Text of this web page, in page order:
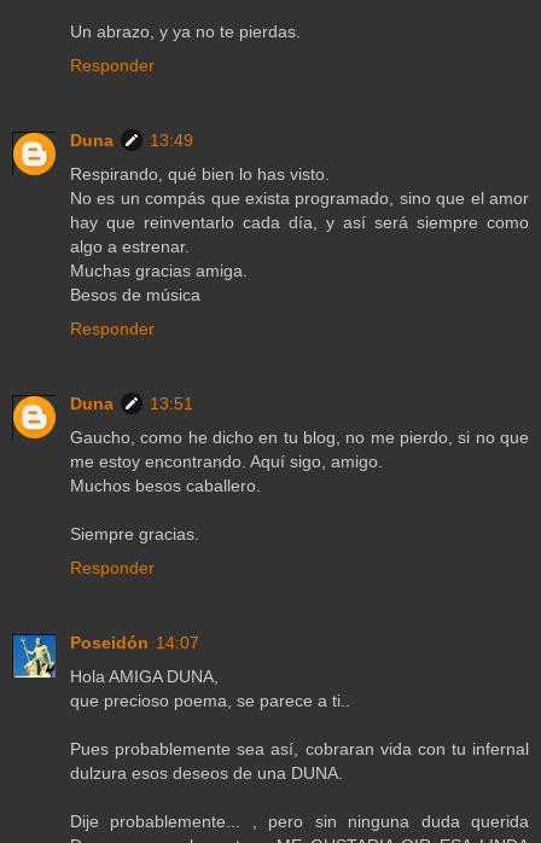
Un abrazo, y ya no te pierdas.
Responder
Duna
13:49
Respirando, qué bien lo has visto.
No es un compás que exista programado, sino que el amor
hay que reinventarlo cada día, y así será siempre como
algo a estrenar.
Muchas gracias amiga.
Besos de música
Responder
Duna
13:51
Gaucho, como he dicho en tu blog, no me pierdo, si no que
me estoy encontrando. Aquí sigo, amigo.
Muchos besos caballero.
Siempre gracias.
Responder
Poseidón 14:07
Hola AMIGA DUNA,
que precioso poema, se parece a ti..
Pues probablemente sea así, cobraran vida con tu infernal
dulzura esos deseos de una DUNA.
Dije probablemente... , pero sin ninguna duda querida